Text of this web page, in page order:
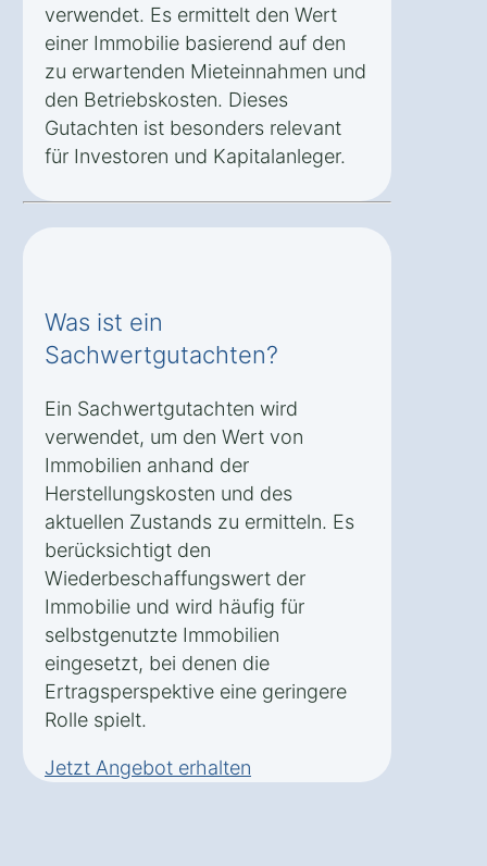
verwendet. Es ermittelt den Wert
einer Immobilie basierend auf den
zu erwartenden Mieteinnahmen und
den Betriebskosten. Dieses
Gutachten ist besonders relevant
für Investoren und Kapitalanleger.
Was ist ein
Sachwertgutachten?
Ein Sachwertgutachten wird
verwendet, um den Wert von
Immobilien anhand der
Herstellungskosten und des
aktuellen Zustands zu ermitteln. Es
berücksichtigt den
Wiederbeschaffungswert der
Immobilie und wird häufig für
selbstgenutzte Immobilien
eingesetzt, bei denen die
Ertragsperspektive eine geringere
Rolle spielt.
Jetzt Angebot erhalten